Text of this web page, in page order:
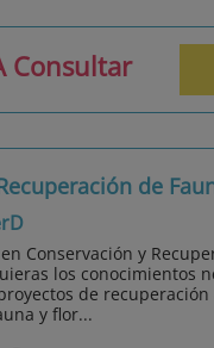
Consultar
de
Conservación y
los conocimientos
de recuperación
y flor...